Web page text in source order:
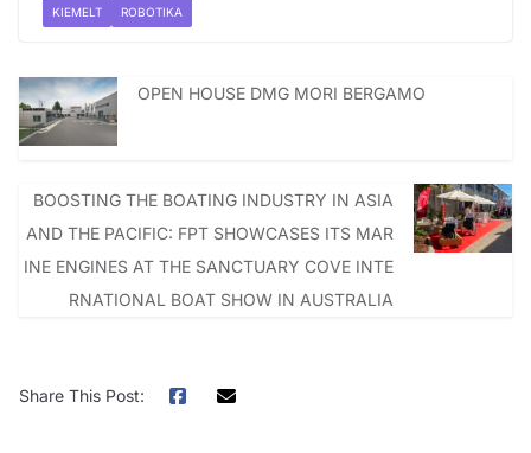
KIEMELT ROBOTIKA
OPEN HOUSE DMG MORI BERGAMO
BOOSTING THE BOATING INDUSTRY IN ASIA
AND THE PACIFIC: FPT SHOWCASES ITS MAR
INE ENGINES AT THE SANCTUARY COVE INTE
RNATIONAL BOAT SHOW IN AUSTRALIA
Share This Post: